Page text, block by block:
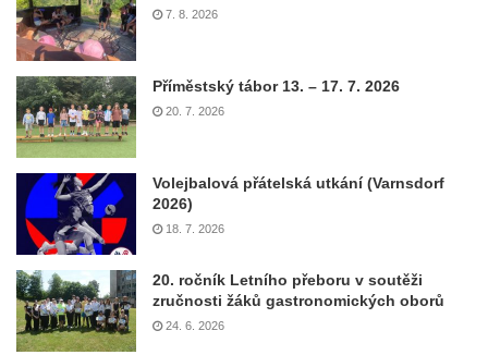
7. 8. 2026
Příměstský tábor 13. – 17. 7. 2026
20. 7. 2026
Volejbalová přátelská utkání (Varnsdorf
2026)
18. 7. 2026
20. ročník Letního přeboru v soutěži
zručnosti žáků gastronomických oborů
24. 6. 2026